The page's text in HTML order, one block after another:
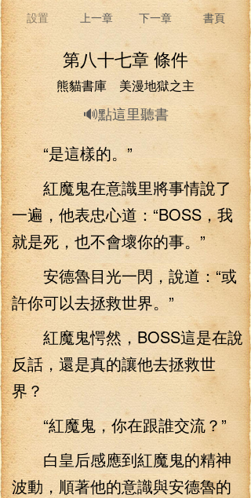
設置 上一章 下一章 書頁
第八十七章 條件
熊貓書庫 美漫地獄之主
🔊點這里聽書
“是這樣的。”
紅魔鬼在意識里將事情說了
一遍，他表忠心道：“BOSS，我
就是死，也不會壞你的事。”
安德魯目光一閃，說道：“或
許你可以去拯救世界。”
紅魔鬼愕然，BOSS這是在說
反話，還是真的讓他去拯救世
界？
“紅魔鬼，你在跟誰交流？”
白皇后感應到紅魔鬼的精神
波動，順著他的意識與安德魯的